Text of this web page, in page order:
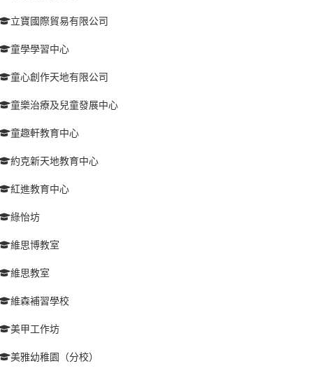
立寶國際貿易有限公司
童學學習中心
童心創作天地有限公司
童樂治療及兒童發展中心
童趣軒教育中心
約克新天地教育中心
紅進教育中心
綠怡坊
維思博教室
維思教室
維森補習學校
美甲工作坊
美雅幼稚園（分校）